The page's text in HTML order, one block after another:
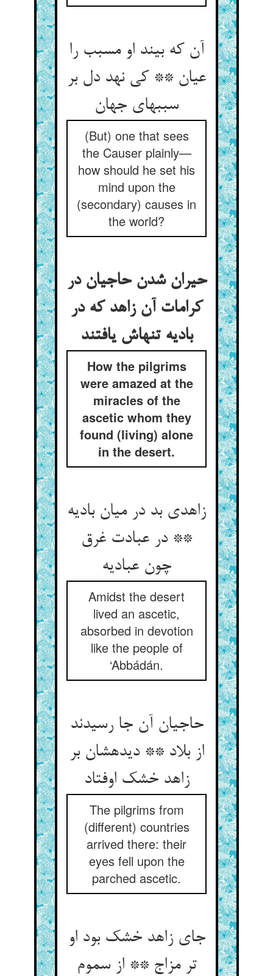
آن که بیند او مسبب را
عیان ** کی نهد دل بر
سببهای جهان‏
(But) one that sees
the Causer plainly—
how should he set his
mind upon the
(secondary) causes in
the world?
حیران شدن حاجیان در
کرامات آن زاهد که در
بادیه تنهاش یافتند
How the pilgrims
were amazed at the
miracles of the
ascetic whom they
found (living) alone
in the desert.
زاهدی بد در میان بادیه
** در عبادت غرق
چون عبادیه‏
Amidst the desert
lived an ascetic,
absorbed in devotion
like the people of
‘Abbádán.
حاجیان آن جا رسیدند
از بلاد ** دیده‏شان بر
زاهد خشک اوفتاد
The pilgrims from
(different) countries
arrived there: their
eyes fell upon the
parched ascetic.
جای زاهد خشک بود او
تر مزاج ** از سموم